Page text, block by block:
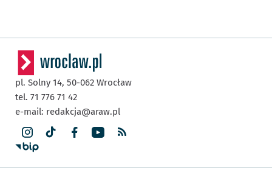
pl. Solny 14, 50-062 Wrocław
tel. 71 776 71 42
e-mail: redakcja@araw.pl